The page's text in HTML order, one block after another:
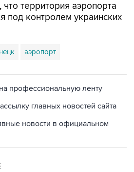
территория аэропорта
под контролем украинских
аэропорт
профессиональную ленту
главных новостей сайта
новости в официальном